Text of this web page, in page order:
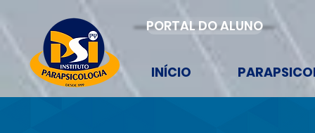
PORTAL DO ALUNO
INÍCIO